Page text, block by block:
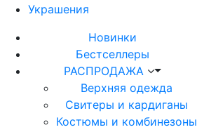
Украшения
Новинки
Бестселлеры
РАСПРОДАЖА
Верхняя одежда
Свитеры и кардиганы
Костюмы и комбинезоны